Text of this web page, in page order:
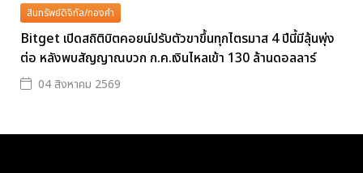
สินทรัพย์ดิจิทัล/ทองคำ
Bitget เปิดสถิติบิตคอยน์ปรับตัวขาขึ้นทุกไตรมาส 4 ปีนี้มีลุ้นพุ่ง
ต่อ หลังพบสัญญาณบวก ก.ค.เงินไหลเข้า 130 ล้านดอลลาร์
04 สิงหาคม 2569